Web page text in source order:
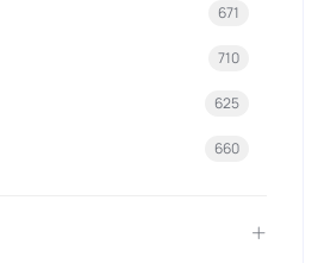
671
710
625
660